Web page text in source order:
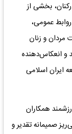
بخشی از
عمومی،
مردان و زنان
و انعکاس‌دهنده
ایران اسلامی
همکاران
صمیمانه تقدیر و